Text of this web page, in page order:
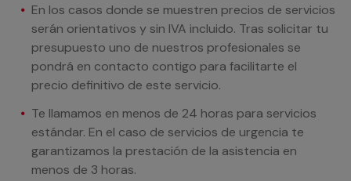
En los casos donde se muestren precios de servicios
serán orientativos y sin IVA incluido. Tras solicitar tu
presupuesto uno de nuestros profesionales se
pondrá en contacto contigo para facilitarte el
precio definitivo de este servicio.
Te llamamos en menos de 24 horas para servicios
estándar. En el caso de servicios de urgencia te
garantizamos la prestación de la asistencia en
menos de 3 horas.